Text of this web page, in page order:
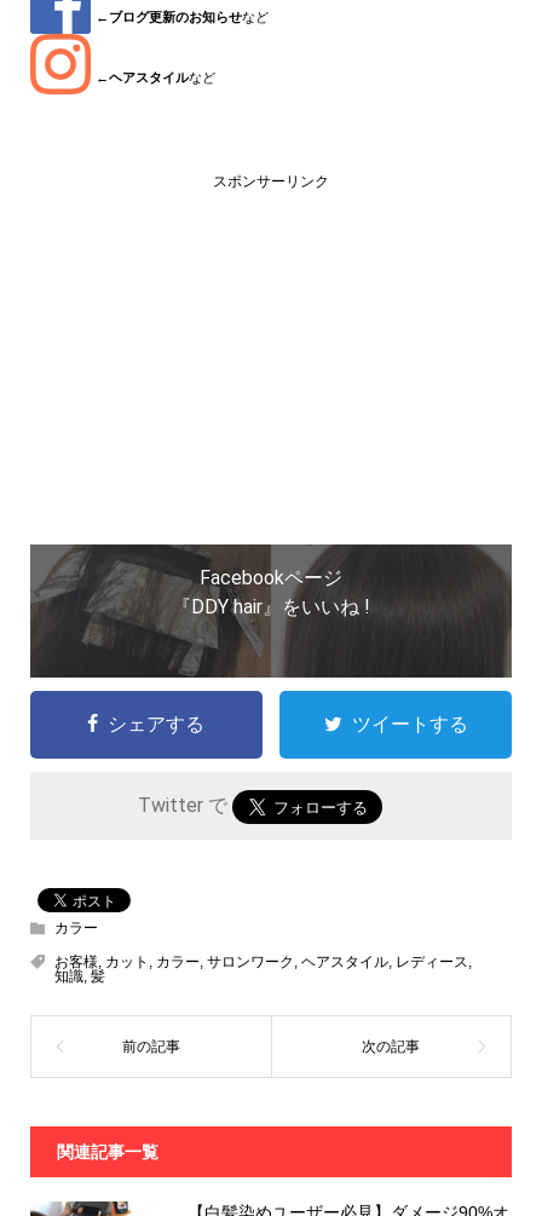
← ブログ更新のお知らせなど
←ヘアスタイルなど
スポンサーリンク
Facebookページ
『DDY hair』をいいね !
シェアする ツイートする
Twitter で
カラー
お客様, カット , カラー, サロンワーク , ヘアスタイル, レディース,
知識, 髪
関連記事一覧